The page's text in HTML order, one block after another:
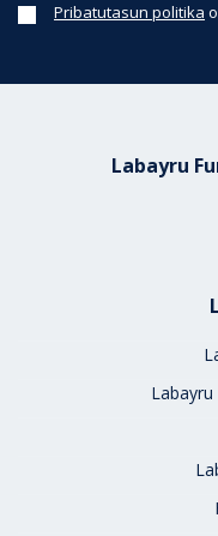
Pribatutasun politika
Labayru